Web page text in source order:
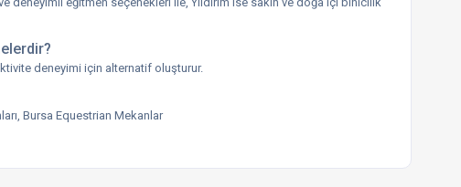
deneyimi için alternatif oluşturur.
Bursa Equestrian Mekanlar